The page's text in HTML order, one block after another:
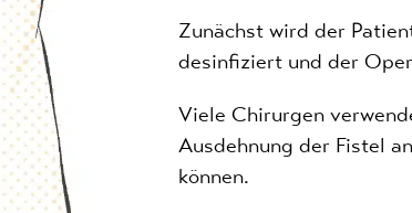
Zunächst wird der
desinfiziert und der
Viele Chirurgen
Ausdehnung der Fistel
können.